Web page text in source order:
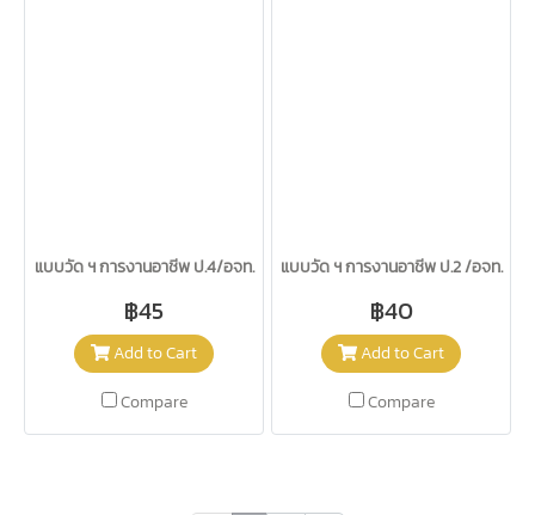
แบบวัด ฯ การงานอาชีพ ป.4/อจท.
฿45
Add to Cart
Compare
แบบวัด ฯ การงานอาชีพ ป.2 /อจท.
฿40
Add to Cart
Compare